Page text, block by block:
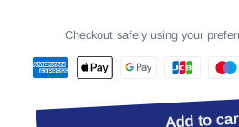
Checkout safely using your
Add to